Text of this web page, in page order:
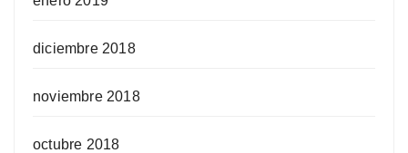
diciembre 2018
noviembre 2018
octubre 2018